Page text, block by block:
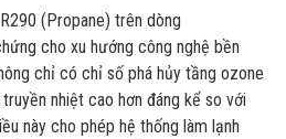
(Propane) trên dòng
cho xu hướng công nghệ bền
chỉ có chỉ số phá hủy tầng ozone
nhiệt cao hơn đáng kể so với
này cho phép hệ thống làm lạnh